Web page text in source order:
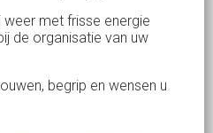
weer met frisse energie
de organisatie van uw
begrip en wensen u